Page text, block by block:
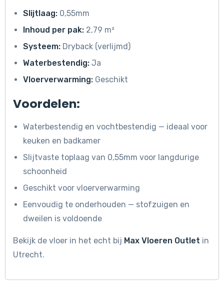
Slijtlaag: 0,55mm
Inhoud per pak: 2,79 m²
Systeem: Dryback (verlijmd)
Waterbestendig: Ja
Vloerverwarming: Geschikt
Voordelen:
Waterbestendig en vochtbestendig — ideaal voor
keuken en badkamer
Slijtvaste toplaag van 0,55mm voor langdurige
schoonheid
Geschikt voor vloerverwarming
Eenvoudig te onderhouden — stofzuigen en
dweilen is voldoende
Bekijk de vloer in het echt bij Max Vloeren Outlet in
Utrecht.